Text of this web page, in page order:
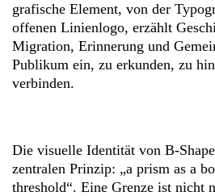
grafische Element, von der
offenen Linienlogo, erzählt
Migration, Erinnerung und
Publikum ein, zu erkunden, zu
verbinden.
Die visuelle Identität von
zentralen Prinzip: „a prism as a
threshold“. Eine Grenze ist nicht